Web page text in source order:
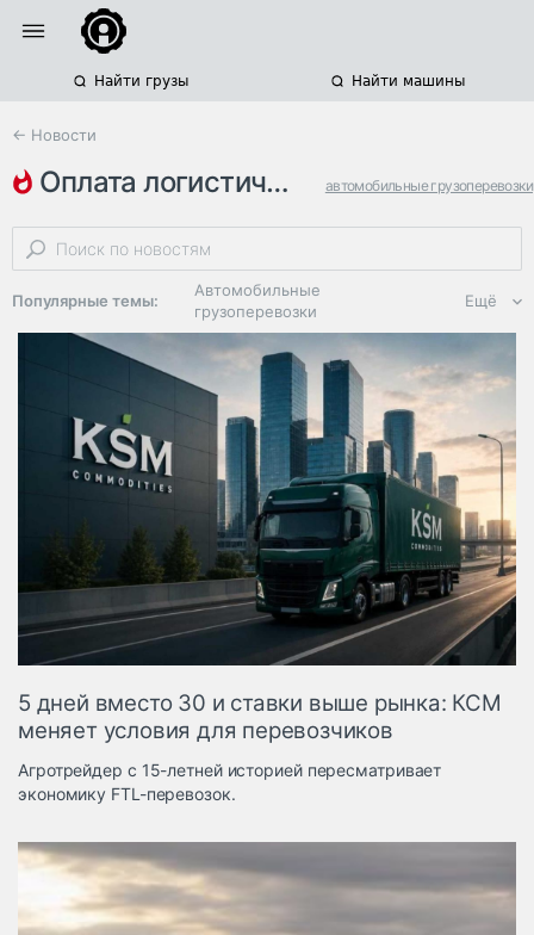
Найти грузы Найти машины
← Новости
оплата логистических услуг автомобильные грузоперевозки
мошенничество перевозчики
Популярные темы:
Автомобильные
грузоперевозки
Региональная
логистика
ЭДО, ИТ в
логистике
инфраструктура
Логистика, грузы
Негабаритные и
опасные грузы
Безопасность и
страхование
Таможня и ВЭД
грузовые
терминалы
транспорт
Спецтехника
Ещё
5 дней вместо 30 и ставки выше рынка: КСМ
меняет условия для перевозчиков
Агротрейдер с 15-летней историей пересматривает
экономику FTL-перевозок.